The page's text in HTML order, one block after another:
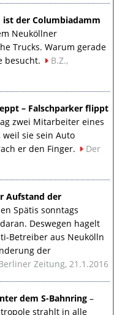
der Columbiadamm
Neuköllner
Trucks. Warum gerade
besucht.
B.Z.,
– Falschparker flippt
zwei Mitarbeiter eines
sie sein Auto
er den Finger.
Der
Aufstand der
Spätis sonntags
Deswegen hagelt
Betreiber aus Neukölln
der
Zeitung, 21.1.2016
dem S-Bahnring –
strahlt in alle